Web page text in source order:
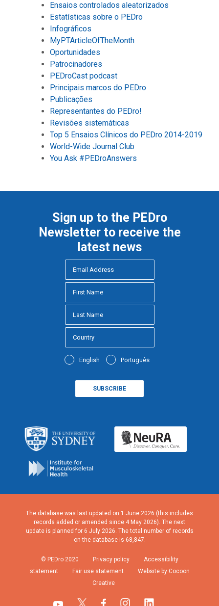
Ensaios controlados aleatorizados
Estatísticas sobre o PEDro
Infográficos
MyPTArticleOfTheMonth
Oportunidades
Patrocinadores
PEDroCast podcast
Principais marcos do PEDro
Publicações
Representantes do PEDro!
Revisões sistemáticas
Top 5 Ensaios Clínicos do PEDro 2014-2019
World-Wide Journal Club
You Ask #PEDroAnswers
Sign up to the PEDro
Newsletter to receive the
latest news
English Português
The database was last updated on 1 June 2026 (this includes
records added or amended since 4 May 2026). The next
update is planned for 6 July 2026. The total number of records
on the database is 68,847.
© PEDro 2020 Privacy policy
Accessibility
statement
Fair use statement
Website by Cocoon
Creative